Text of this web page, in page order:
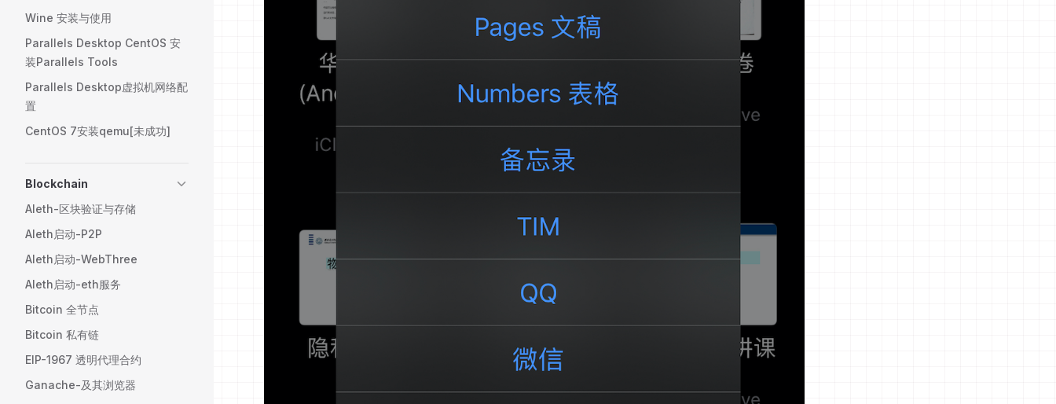
Wine 安装与使用
Parallels Desktop CentOS 安
装Parallels Tools
Parallels Desktop虚拟机网络配
置
CentOS 7安装qemu[未成功]
Blockchain
Aleth-区块验证与存储
Aleth启动-P2P
Aleth启动-WebThree
Aleth启动-eth服务
Bitcoin 全节点
Bitcoin 私有链
EIP-1967 透明代理合约
Ganache-及其浏览器